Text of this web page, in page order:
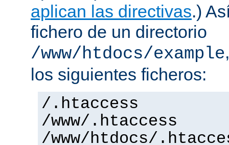
aplican las directivas.)
fichero de un directorio
/www/htdocs/example
los siguientes ficheros:
/.htaccess
/www/.htaccess
/www/htdocs/